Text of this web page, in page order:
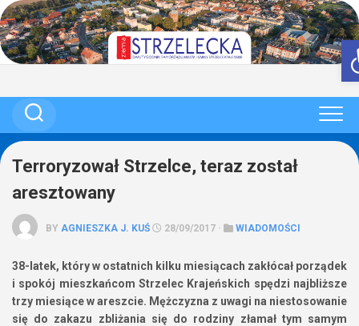
Skip
to
content
Terroryzował Strzelce, teraz został
aresztowany
BY AGNIESZKA J. KUŚ 28/09/2017 · WIADOMOŚCI
38-latek, który w ostatnich kilku miesiącach zakłócał porządek
i spokój mieszkańcom Strzelec Krajeńskich spędzi najbliższe
trzy miesiące w areszcie. Mężczyzna z uwagi na niestosowanie
się do zakazu zbliżania się do rodziny złamał tym samym